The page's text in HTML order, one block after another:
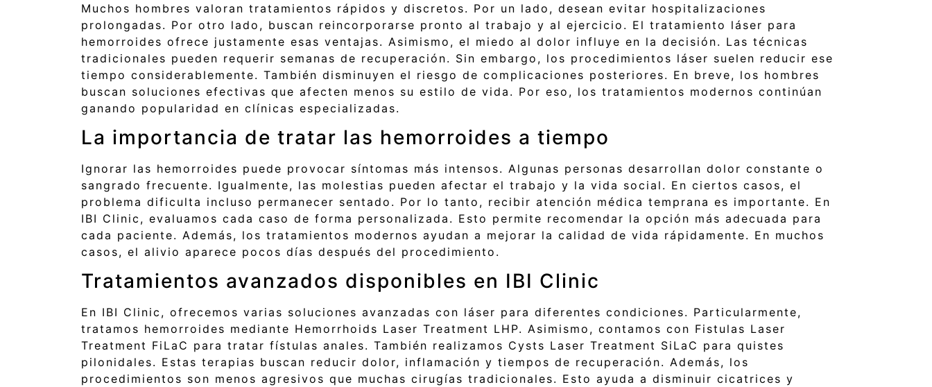
Muchos hombres valoran tratamientos rápidos y discretos. Por un lado, desean evitar hospitalizaciones
prolongadas. Por otro lado, buscan reincorporarse pronto al trabajo y al ejercicio. El tratamiento láser para
hemorroides ofrece justamente esas ventajas. Asimismo, el miedo al dolor influye en la decisión. Las técnicas
tradicionales pueden requerir semanas de recuperación. Sin embargo, los procedimientos láser suelen reducir ese
tiempo considerablemente. También disminuyen el riesgo de complicaciones posteriores. En breve, los hombres
buscan soluciones efectivas que afecten menos su estilo de vida. Por eso, los tratamientos modernos continúan
ganando popularidad en clínicas especializadas.
La importancia de tratar las hemorroides a tiempo
Ignorar las hemorroides puede provocar síntomas más intensos. Algunas personas desarrollan dolor constante o
sangrado frecuente. Igualmente, las molestias pueden afectar el trabajo y la vida social. En ciertos casos, el
problema dificulta incluso permanecer sentado. Por lo tanto, recibir atención médica temprana es importante. En
IBI Clinic, evaluamos cada caso de forma personalizada. Esto permite recomendar la opción más adecuada para
cada paciente. Además, los tratamientos modernos ayudan a mejorar la calidad de vida rápidamente. En muchos
casos, el alivio aparece pocos días después del procedimiento.
Tratamientos avanzados disponibles en IBI Clinic
En IBI Clinic, ofrecemos varias soluciones avanzadas con láser para diferentes condiciones. Particularmente,
tratamos hemorroides mediante Hemorrhoids Laser Treatment LHP. Asimismo, contamos con Fistulas Laser
Treatment FiLaC para tratar fístulas anales. También realizamos Cysts Laser Treatment SiLaC para quistes
pilonidales. Estas terapias buscan reducir dolor, inflamación y tiempos de recuperación. Además, los
procedimientos son menos agresivos que muchas cirugías tradicionales. Esto ayuda a disminuir cicatrices y